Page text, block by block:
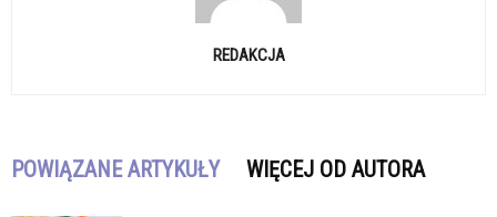
REDAKCJA
POWIĄZANE ARTYKUŁY WIĘCEJ OD AUTORA